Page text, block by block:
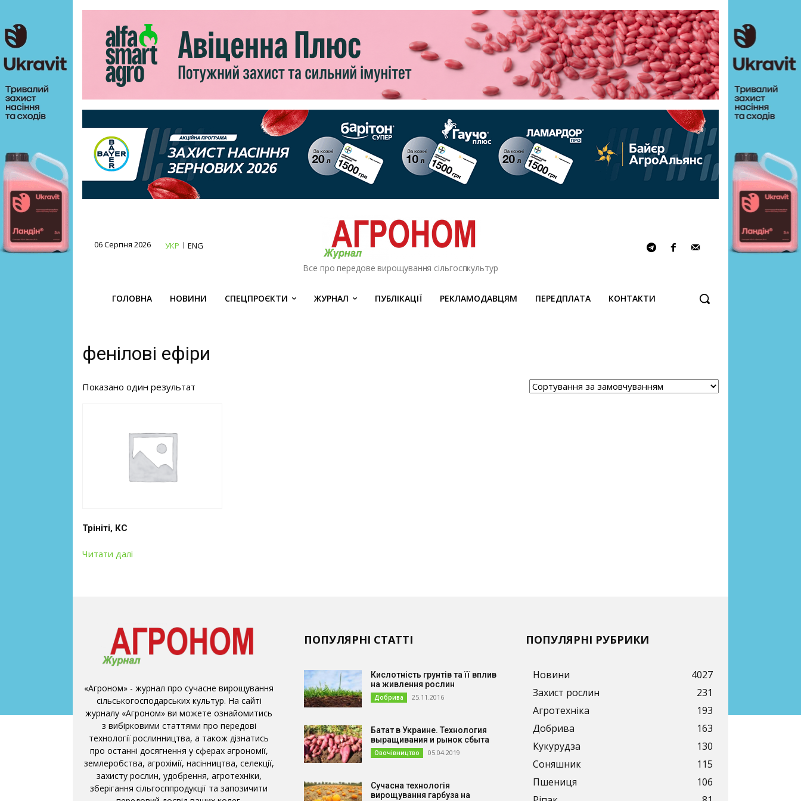
06 Серпня 2026 УКР ENG
Все про передове вирощування сільгоспкультур
ГОЛОВНА НОВИНИ СПЕЦПРОЄКТИ ЖУРНАЛ ПУБЛІКАЦІЇ РЕКЛАМОДАВЦЯМ ПЕРЕДПЛАТА КОНТАКТИ
фенілові ефіри
Показано один результат
Трініті, КС
Читати далі
«Агроном» - журнал про сучасне вирощування
сільськогосподарських культур. На сайті
журналу «Агроном» ви можете ознайомитись
з вибірковими статтями про передові
технології рослинництва, а також дізнатись
про останні досягнення у сферах агрономії,
землеробства, агрохімії, насінництва, селекції,
захисту рослин, удобрення, агротехніки,
зберігання сільгосппродукції та запозичити
ПОПУЛЯРНІ СТАТТІ
Кислотність грунтів та її вплив
на живлення рослин
Добрива 25.11.2016
Батат в Украине. Технология
выращивания и рынок сбыта
Овочівництво 05.04.2019
Сучасна технологія
вирощування гарбуза на
ПОПУЛЯРНІ РУБРИКИ
Новини
4027
Захист рослин
231
Агротехніка
193
Добрива
163
Кукурудза
130
Соняшник
115
Пшениця
106